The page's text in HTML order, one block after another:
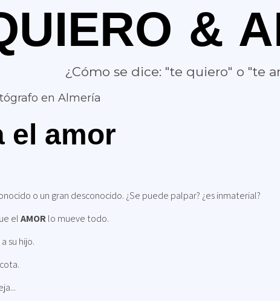
&
¿Cómo se dice: "te quiero" o "te
en Almería
el amor
o un gran desconocido. ¿Se puede palpar? ¿es inmaterial?
elAMORlo mueve todo.
su hijo.